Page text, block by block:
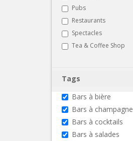
Pubs
Restaurants
Spectacles
Tea & Coffee Shop
Tags
Bars à bière
Bars à champagne
Bars à cocktails
Bars à salades